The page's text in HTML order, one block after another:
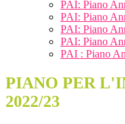
PAI: Piano
PAI: Piano
PAI: Piano
PAI: Piano
PAI : Piano
PIANO PER
2022/23